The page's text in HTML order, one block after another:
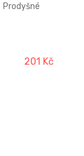
201 Kč